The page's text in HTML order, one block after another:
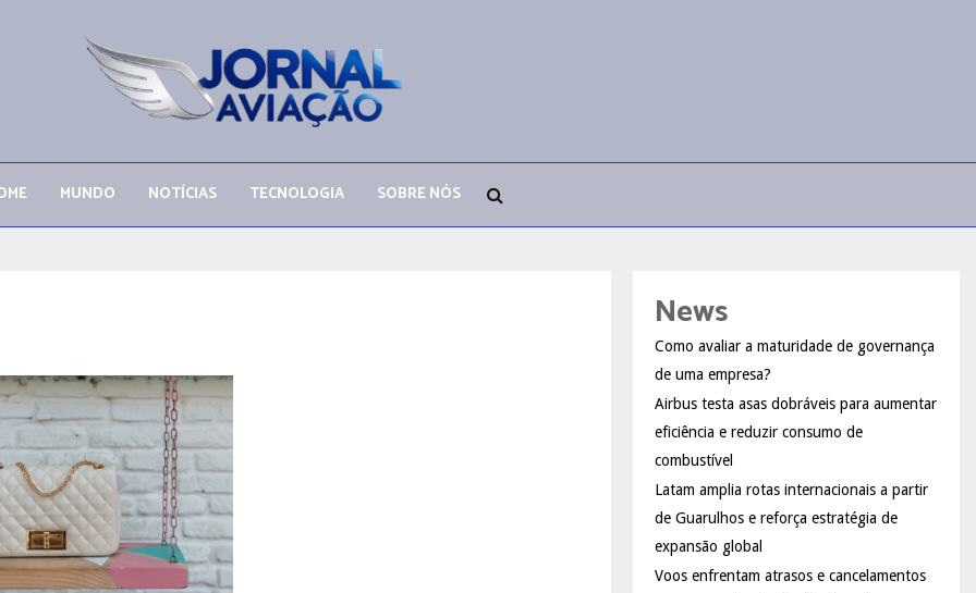
MUNDO NOTÍCIAS TECNOLOGIA SOBRE NÓS
News
Como avaliar a maturidade de governança
de uma empresa?
Airbus testa asas dobráveis para aumentar
eficiência e reduzir consumo de
combustível
Latam amplia rotas internacionais a partir
de Guarulhos e reforça estratégia de
expansão global
Voos enfrentam atrasos e cancelamentos